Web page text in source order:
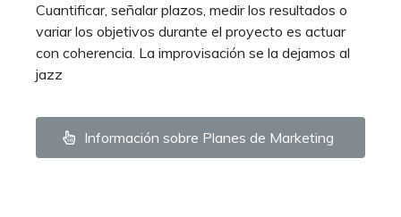
Cuantificar, señalar plazos, medir los resultados o
variar los objetivos durante el proyecto es actuar
con coherencia. La improvisación se la dejamos al
jazz
Información sobre Planes de Marketing